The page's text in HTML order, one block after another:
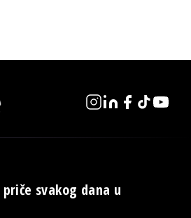
svakog dana u